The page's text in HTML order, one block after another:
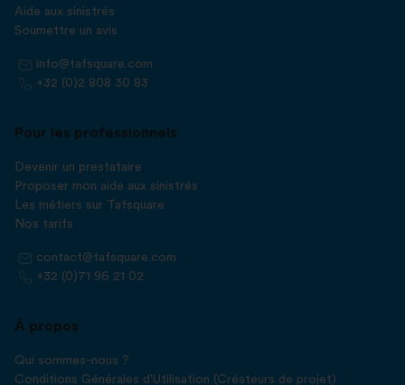
Aide aux sinistrés
Soumettre un avis
info@tafsquare.com
+32 (0)2 808 30 83
Pour les professionnels
Devenir un prestataire
Proposer mon aide aux sinistrés
Les métiers sur Tafsquare
Nos tarifs
contact@tafsquare.com
+32 (0)71 96 21 02
À propos
Qui sommes-nous ?
Conditions Générales d'Utilisation (Créateurs de projet)